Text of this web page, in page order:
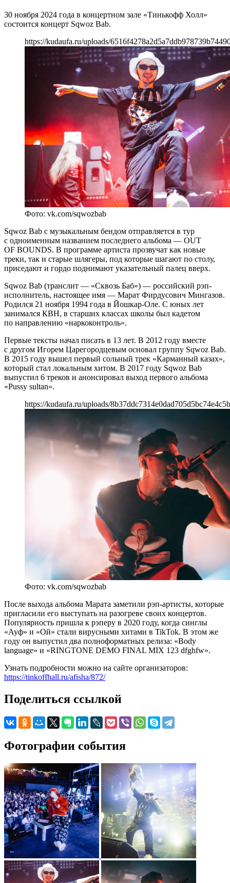
30 ноября 2024 года в концертном зале «Тинькофф Холл»
состоится концерт Sqwoz Bab.
https://kudaufa.ru/uploads/
Фото: vk.com/sqwozbab
Sqwoz Bab с музыкальным бендом отправляется в тур
с одноименным названием последнего альбома — OUT
OF BOUNDS. В программе артиста прозвучат как новые
треки, так и старые шлягеры, под которые шагают по столу,
приседают и гордо поднимают указательный палец вверх.
Sqwoz Bab (транслит — «Сквозь Баб») — российский рэп-
исполнитель, настоящее имя — Марат Фирдусович Мингазов.
Родился 21 ноября 1994 года в Йошкар-Оле. С юных лет
занимался КВН, в старших классах школы был кадетом
по направлению «наркоконтроль».
Первые тексты начал писать в 13 лет. В 2012 году вместе
с другом Игорем Царегородцевым основал группу Sqwoz Bab.
В 2015 году вышел первый сольный трек «Карманный казах»,
который стал локальным хитом. В 2017 году Sqwoz Bab
выпустил 6 треков и анонсировал выход первого альбома
«Pussy sultan».
https://kudaufa.ru/uploads/
Фото: vk.com/sqwozbab
После выхода альбома Марата заметили рэп-артисты, которые
пригласили его выступать на разогреве своих концертов.
Популярность пришла к рэперу в 2020 году, когда синглы
«Ауф» и «Ой» стали вирусными хитами в TikTok. В этом же
году он выпустил два полноформатных релиза: «Body
language» и «RINGTONE DEMO FINAL MIX 123 dfghfw».
Узнать подробности можно на сайте организаторов:
https://tinkoffhall.ru/afisha/872/
Поделиться ссылкой
Фотографии события